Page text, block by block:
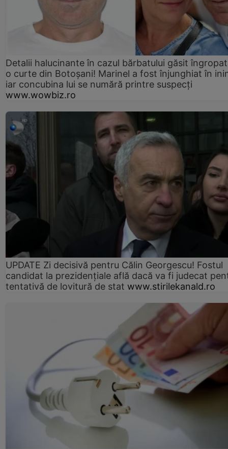
Detalii halucinante în cazul bărbatului găsit
o curte din Botoșani! Marinel a fost înjunghiat în
iar concubina lui se numără printre suspecți
www.wowbiz.ro
UPDATE Zi decisivă pentru Călin Georgescu! Fostul
candidat la prezidențiale află dacă va fi judecat
tentativă de lovitură de stat www.stirilekanald.ro